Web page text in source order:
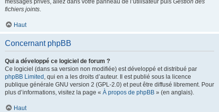
messages privés, allez dans votre panneau de l’utilisateur puis Gestion des
fichiers joints.
Haut
Concernant phpBB
Qui a développé ce logiciel de forum ?
Ce logiciel (dans sa version non modifiée) est développé et distribué par
phpBB Limited , qui en a les droits d’auteur. Il est publié sous la licence
publique générale GNU version 2 (GPL-2.0) et peut être diffusé librement. Pour
plus d’informations, visitez la page « À propos de phpBB » (en anglais).
Haut